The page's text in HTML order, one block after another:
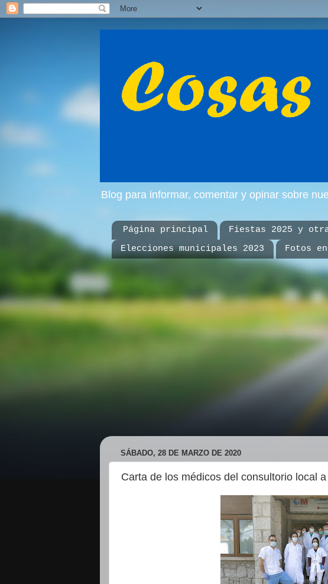
Blog para informar, comentar y opinar sobre
Página principal Fiestas 2025 y
Elecciones municipales 2023
Fotos
SÁBADO, 28 DE MARZO DE 2020
Carta de los médicos del consultorio local